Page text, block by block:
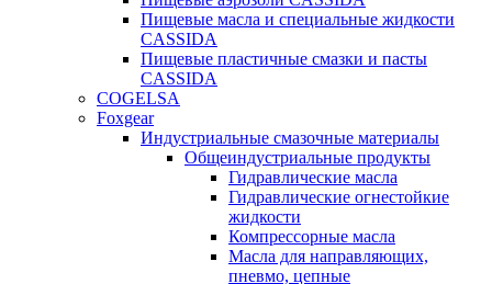
Пищевые масла и специальные жидкости
CASSIDA
Пищевые пластичные смазки и пасты
CASSIDA
COGELSA
Foxgear
Индустриальные смазочные материалы
Общеиндустриальные продукты
Гидравлические масла
Гидравлические огнестойкие
жидкости
Компрессорные масла
Масла для направляющих,
пневмо, цепные